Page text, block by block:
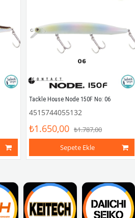
Tackle House Node 150F No: 06
4515744055132
₺1.650,00 ₺1.787,00
Sepete Ekle